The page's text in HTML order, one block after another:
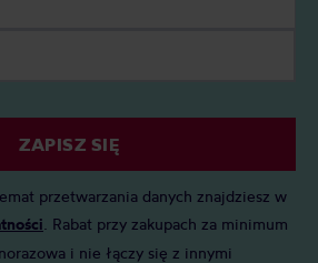
ZAPISZ SIĘ
przetwarzania danych znajdziesz w
. Rabat przy zakupach za minimum
i nie łączy się z innymi